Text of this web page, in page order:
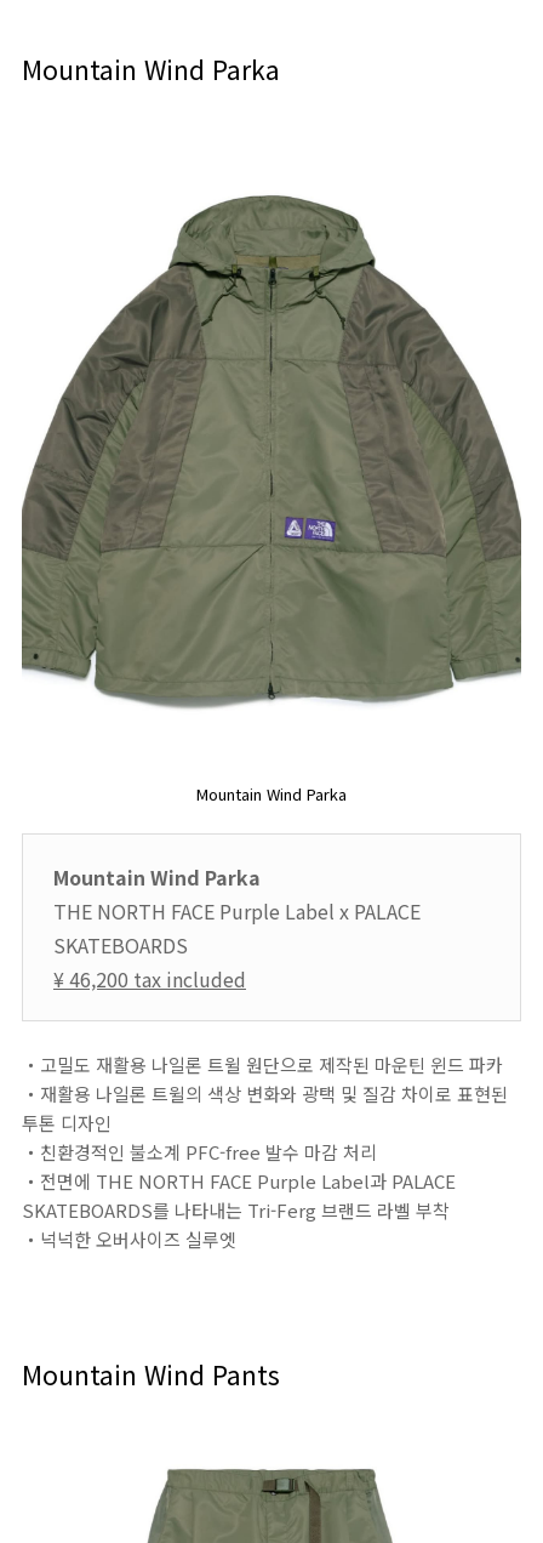
Mountain Wind Parka
Mountain Wind Parka
Mountain Wind Parka
THE NORTH FACE Purple Label x PALACE
SKATEBOARDS
¥ 46,200 tax included
・고밀도 재활용 나일론 트윌 원단으로 제작된 마운틴 윈드 파카
・재활용 나일론 트윌의 색상 변화와 광택 및 질감 차이로 표현된
투톤 디자인
・친환경적인 불소계 PFC-free 발수 마감 처리
・전면에 THE NORTH FACE Purple Label과 PALACE
SKATEBOARDS를 나타내는 Tri-Ferg 브랜드 라벨 부착
・넉넉한 오버사이즈 실루엣
Mountain Wind Pants